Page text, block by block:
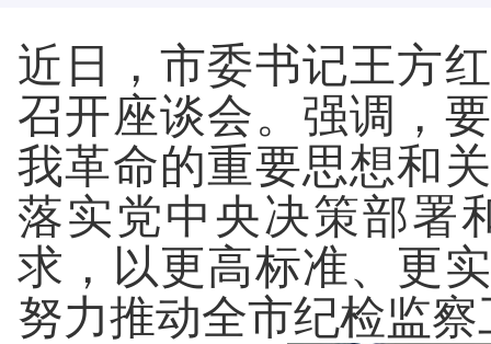
近日，市委书记王方
召开座谈会。强调，
我革命的重要思想和
落实党中央决策部署
求，以更高标准、更
努力推动全市纪检监